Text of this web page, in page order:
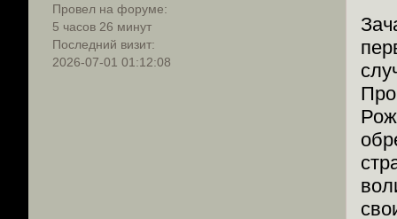
Провел на форуме:
5 часов 26 минут
Последний визит:
2026-07-01 01:12:08